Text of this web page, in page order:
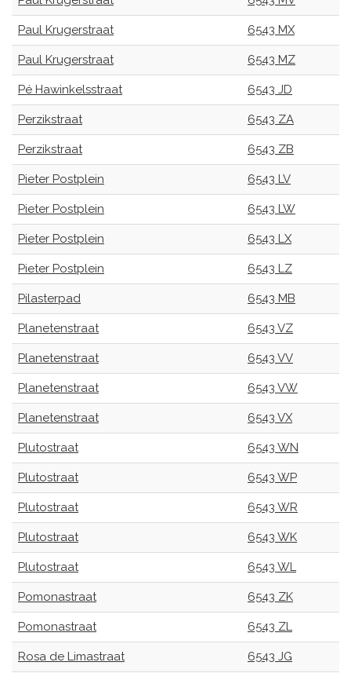
Paul Krugerstraat 6543 MX
Paul Krugerstraat 6543 MZ
Pé Hawinkelsstraat 6543 JD
Perzikstraat 6543 ZA
Perzikstraat 6543 ZB
Pieter Postplein 6543 LV
Pieter Postplein 6543 LW
Pieter Postplein 6543 LX
Pieter Postplein 6543 LZ
Pilasterpad 6543 MB
Planetenstraat 6543 VZ
Planetenstraat 6543 VV
Planetenstraat 6543 VW
Planetenstraat 6543 VX
Plutostraat 6543 WN
Plutostraat 6543 WP
Plutostraat 6543 WR
Plutostraat 6543 WK
Plutostraat 6543 WL
Pomonastraat 6543 ZK
Pomonastraat 6543 ZL
Rosa de Limastraat 6543 JG